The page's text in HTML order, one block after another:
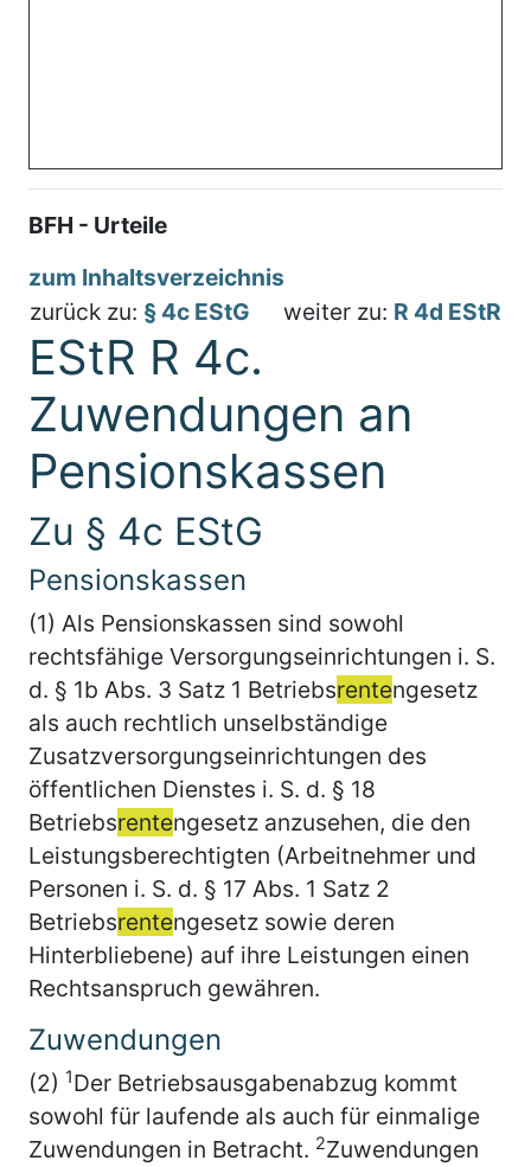
BFH - Urteile
zum Inhaltsverzeichnis
zurück zu: § 4c EStG weiter zu: R 4d EStR
EStR R 4c.
Zuwendungen an
Pensionskassen
Zu § 4c EStG
Pensionskassen
(1) Als Pensionskassen sind sowohl
rechtsfähige Versorgungseinrichtungen i. S.
d. § 1b Abs. 3 Satz 1 Betriebsrentengesetz
als auch rechtlich unselbständige
Zusatzversorgungseinrichtungen des
öffentlichen Dienstes i. S. d. § 18
Betriebsrentengesetz anzusehen, die den
Leistungsberechtigten (Arbeitnehmer und
Personen i. S. d. § 17 Abs. 1 Satz 2
Betriebsrentengesetz sowie deren
Hinterbliebene) auf ihre Leistungen einen
Rechtsanspruch gewähren.
Zuwendungen
(2) 1Der Betriebsausgabenabzug kommt
sowohl für laufende als auch für einmalige
Zuwendungen in Betracht. 2Zuwendungen